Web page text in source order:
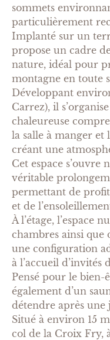
sommets
particulièrement
Implanté sur un
propose un cadre
nature, idéal pour
montagne en toute
Développant
Carrez), il
chaleureuse
la salle à manger et
créant une
Cet espace s’ouvre
véritable
permettant de
et de
À l’étage, l’espace
chambres ainsi que
une configuration
à l’accueil d’invités
Pensé pour le bien-
également d’un
détendre après une
Situé à environ 15
col de la Croix Fry,